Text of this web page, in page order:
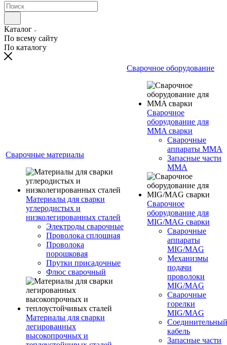
Каталог
По всему сайту
По каталогу
Сварочные материалы
Материалы для сварки
углеродистых и
низколегированных сталей
Электроды сварочные
Проволока сплошная
Проволока
порошковая
Прутки присадочные
Флюс сварочный
Материалы для сварки
легированных
высокопрочных и
Сварочное оборудование
Сварочное
оборудование для
MMA сварки
Сварочные
аппараты MMA
Запасные части
MMA
Сварочное
оборудование для
MIG/MAG сварки
Сварочные
аппараты
MIG/MAG
Механизмы
подачи
проволоки
MIG/MAG
Сварочные
горелки
MIG/MAG
Соединительный
кабель
Запасные части